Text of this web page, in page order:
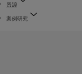
资源
案例研究